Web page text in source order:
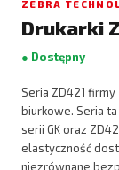
ZEBRA
Drukarki
● Dostępny
Seria ZD421
biurkowe. Seria
serii GK oraz
elastyczność
niezrównane